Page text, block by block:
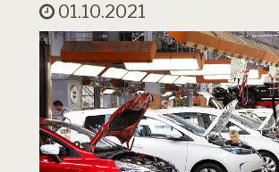
01.10.2021